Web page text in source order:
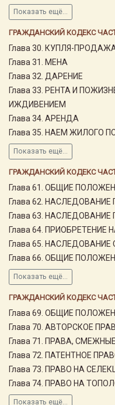
Показать ещё...
ГРАЖДАНСКИЙ КОДЕКС
Глава 30. КУПЛЯ-
Глава 31. МЕНА
Глава 32. ДАРЕНИЕ
Глава 33. РЕНТА И
ИЖДИВЕНИЕМ
Глава 34. АРЕНДА
Глава 35. НАЕМ ЖИЛОГО
Показать ещё...
ГРАЖДАНСКИЙ КОДЕКС
Глава 61. ОБЩИЕ
Глава 62.
Глава 63. НАСЛЕДОВАНИЕ
Глава 64. ПРИОБРЕТЕНИЕ
Глава 65.
Глава 66. ОБЩИЕ
Показать ещё...
ГРАЖДАНСКИЙ КОДЕКС
Глава 69. ОБЩИЕ
Глава 70. АВТОРСКОЕ
Глава 71. ПРАВА,
Глава 72. ПАТЕНТНОЕ
Глава 73. ПРАВО НА
Глава 74. ПРАВО НА
Показать ещё...